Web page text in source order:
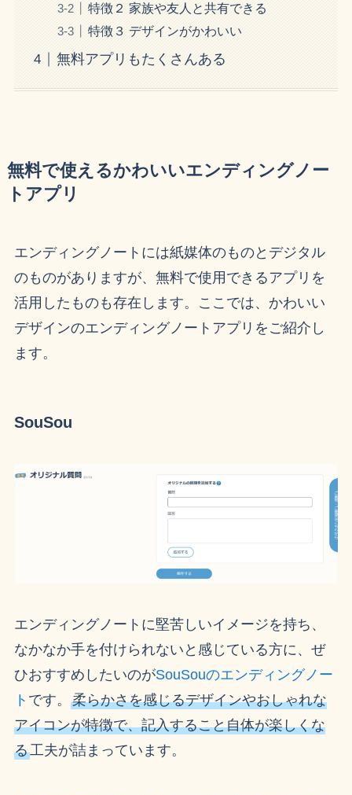
特徴２ 家族や友人と共有できる
特徴３ デザインがかわいい
無料アプリもたくさんある
無料で使えるかわいいエンディングノー
トアプリ
エンディングノートには紙媒体のものとデジタル
のものがありますが、無料で使用できるアプリを
活用したものも存在します。ここでは、かわいい
デザインのエンディングノートアプリをご紹介し
ます。
SouSou
エンディングノートに堅苦しいイメージを持ち、
なかなか手を付けられないと感じている方に、ぜ
ひおすすめしたいのがSouSouのエンディングノー
ト です。 柔らかさを感じるデザインやおしゃれな
アイコンが特徴で、記入すること自体が楽しくな
る工夫が詰まっています。